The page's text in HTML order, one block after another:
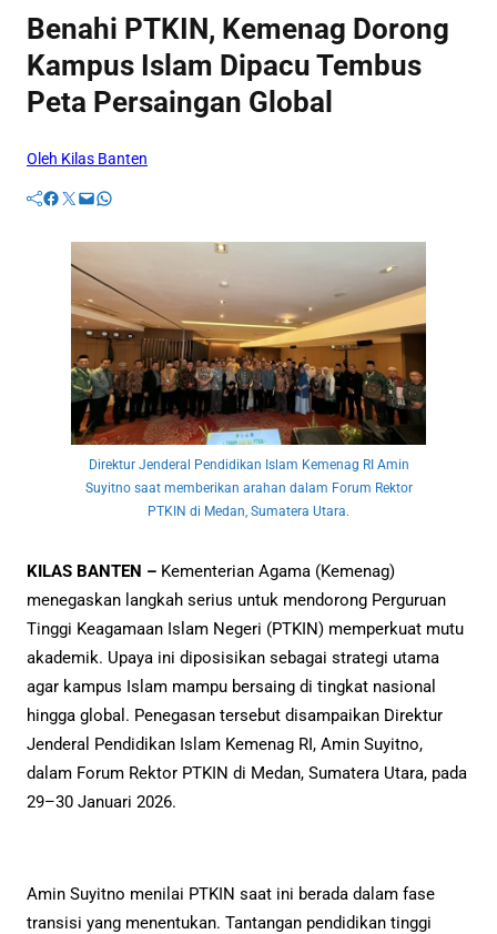
Benahi PTKIN, Kemenag Dorong
Kampus Islam Dipacu Tembus
Peta Persaingan Global
Oleh Kilas Banten
Facebook Twitter Mail WhatsApp
Direktur Jenderal Pendidikan Islam Kemenag RI Amin
Suyitno saat memberikan arahan dalam Forum Rektor
PTKIN di Medan, Sumatera Utara.
KILAS BANTEN – Kementerian Agama (Kemenag)
menegaskan langkah serius untuk mendorong Perguruan
Tinggi Keagamaan Islam Negeri (PTKIN) memperkuat mutu
akademik. Upaya ini diposisikan sebagai strategi utama
agar kampus Islam mampu bersaing di tingkat nasional
hingga global. Penegasan tersebut disampaikan Direktur
Jenderal Pendidikan Islam Kemenag RI, Amin Suyitno,
dalam Forum Rektor PTKIN di Medan, Sumatera Utara, pada
29–30 Januari 2026.
Amin Suyitno menilai PTKIN saat ini berada dalam fase
transisi yang menentukan. Tantangan pendidikan tinggi